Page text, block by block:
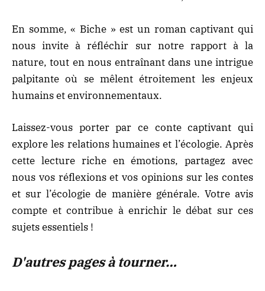
En somme, « Biche » est un roman captivant qui
nous invite à réfléchir sur notre rapport à la
nature, tout en nous entraînant dans une intrigue
palpitante où se mêlent étroitement les enjeux
humains et environnementaux.
Laissez-vous porter par ce conte captivant qui
explore les relations humaines et l’écologie. Après
cette lecture riche en émotions, partagez avec
nous vos réflexions et vos opinions sur les contes
et sur l’écologie de manière générale. Votre avis
compte et contribue à enrichir le débat sur ces
sujets essentiels !
D'autres pages à tourner…